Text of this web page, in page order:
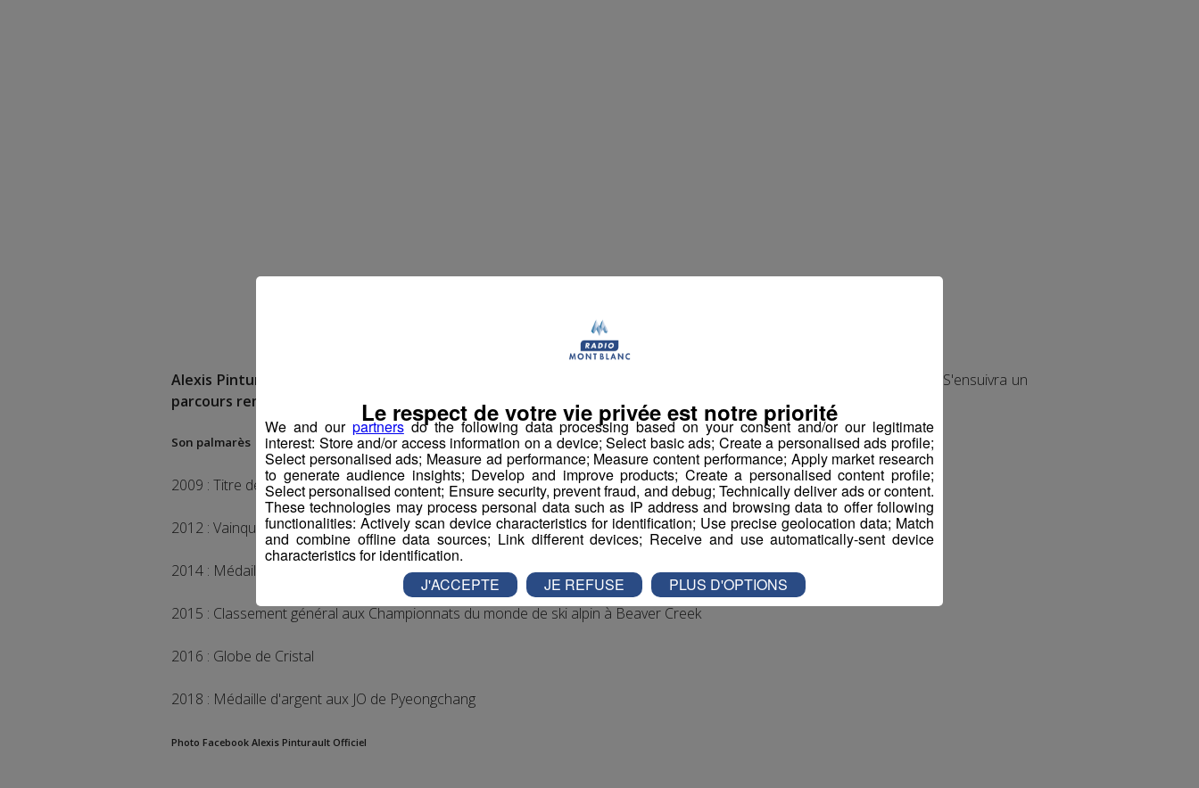
Alexis Pinturault
a débuté le ski à 2 ans. Et c'est en 2008, à l'âge de 17 ans, qu'il intègre l'équipe nationale de ski alpin. S'ensuivra un
parcours remarquable
Son palmarès
2009 : Titre de Champion du monde junior de slalom géant
2012 : Vainqueur de la Coupe du monde à Moscou
2014 : Médaille de bronze aux Jeux Olympiques de Sotchi
2015 : Classement général aux Championnats du monde de ski alpin à Beaver Creek
2016 : Globe de Cristal
2018 : Médaille d'argent aux JO de Pyeongchang
Photo Facebook Alexis Pinturault Officiel
We and our partnersdo the following data processing based on your consent and/or our legitimate
interest: Store and/or access information on a device; Select basic ads; Create a personalised ads profile;
Select personalised ads; Measure ad performance; Measure content performance; Apply market research
to generate audience insights; Develop and improve products; Create a personalised content profile;
Select personalised content; Ensure security, prevent fraud, and debug; Technically deliver ads or content.
These technologies may process personal data such as IP address and browsing data to offer following
functionalities: Actively scan device characteristics for identification; Use precise geolocation data; Match
and combine offline data sources; Link different devices; Receive and use automatically-sent device
characteristics for identification.
Le respect de votre vie privée est notre priorité
J'ACCEPTE JE REFUSE PLUS D'OPTIONS